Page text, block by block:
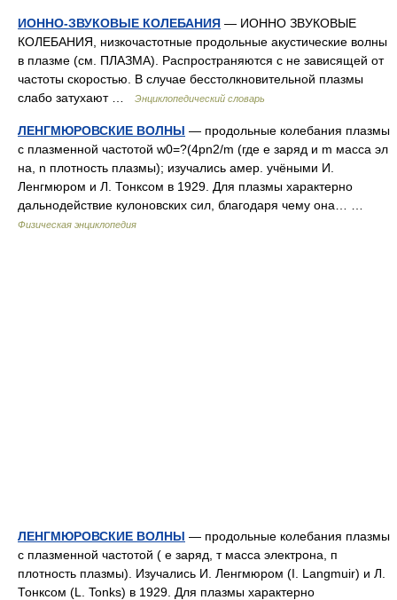
ИОННО-ЗВУКОВЫЕ КОЛЕБАНИЯ — ИОННО ЗВУКОВЫЕ
КОЛЕБАНИЯ, низкочастотные продольные акустические волны
в плазме (см. ПЛАЗМА). Распространяются с не зависящей от
частоты скоростью. В случае бесстолкновительной плазмы
слабо затухают …
Энциклопедический словарь
ЛЕНГМЮРОВСКИЕ ВОЛНЫ — продольные колебания плазмы
с плазменной частотой w0=?(4pn2/m (где е заряд и m масса эл
на, n плотность плазмы); изучались амер. учёными И.
Ленгмюром и Л. Тонксом в 1929. Для плазмы характерно
дальнодействие кулоновских сил, благодаря чему она… …
Физическая энциклопедия
ЛEНГМЮРОВСКИЕ ВОЛНЫ — продольные колебания плазмы
с плазменной частотой ( е заряд, т масса электрона, п
плотность плазмы). Изучались И. Ленгмюром (I. Langmuir) и Л.
Тонксом (L. Tonks) в 1929. Для плазмы характерно